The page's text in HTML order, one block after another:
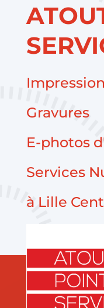
Gravures
E-photos
Services
à Lille